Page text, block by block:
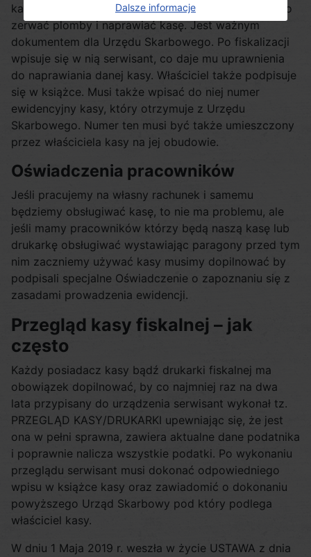
kasa. Zawiera między innymi informację, komu wolno
zerwać plomby i naprawiać kasę. Jest ważnym
dokumentem dla Urzędu Skarbowego. Po fiskalizacji
wpisuje się w nią serwisant, co daje mu uprawnienia
do naprawiania danej kasy. Właściciel także podpisuje
się w książce. Musi także wpisać do niej numer
ewidencyjny kasy, który otrzymuje z Urzędu
Skarbowego. Numer ten musi być także umieszczony
przez właściciela kasy na jej obudowie.
Oświadczenia pracowników
Jeśli pracujemy na własny rachunek i samemu
będziemy obsługiwać kasę, to nie ma problemu, ale
jeśli mamy pracowników którzy będą naszą kasę lub
drukarkę obsługiwać wystawiając paragony przed tym
nim zaczniemy używać kasy musimy dopilnować by
podpisali specjalne Oświadczenie o zapoznaniu się z
zasadami prowadzenia ewidencji.
Przegląd kasy fiskalnej – jak
często
Każdy posiadacz kasy bądź drukarki fiskalnej ma
obowiązek dopilnować, by co najmniej raz na dwa
lata przypisany do urządzenia serwisant wykonał tz.
PRZEGLĄD KASY/DRUKARKI upewniając się, że jest
ona w pełni sprawna, zawiera aktualne dane podatnika
i poprawnie nalicza wszystkie podatki. Po wykonaniu
przeglądu serwisant musi dokonać odpowiedniego
wpisu w książce kasy oraz zawiadomić o dokonaniu
powyższego Urząd Skarbowy pod który podlega
właściciel kasy.
W dniu 1 Maja 2019 r. weszła w życie USTAWA z dnia
Dalsze informacje